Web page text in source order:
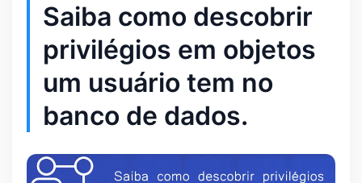
Saiba como descobrir
privilégios em objetos
um usuário tem no
banco de dados.